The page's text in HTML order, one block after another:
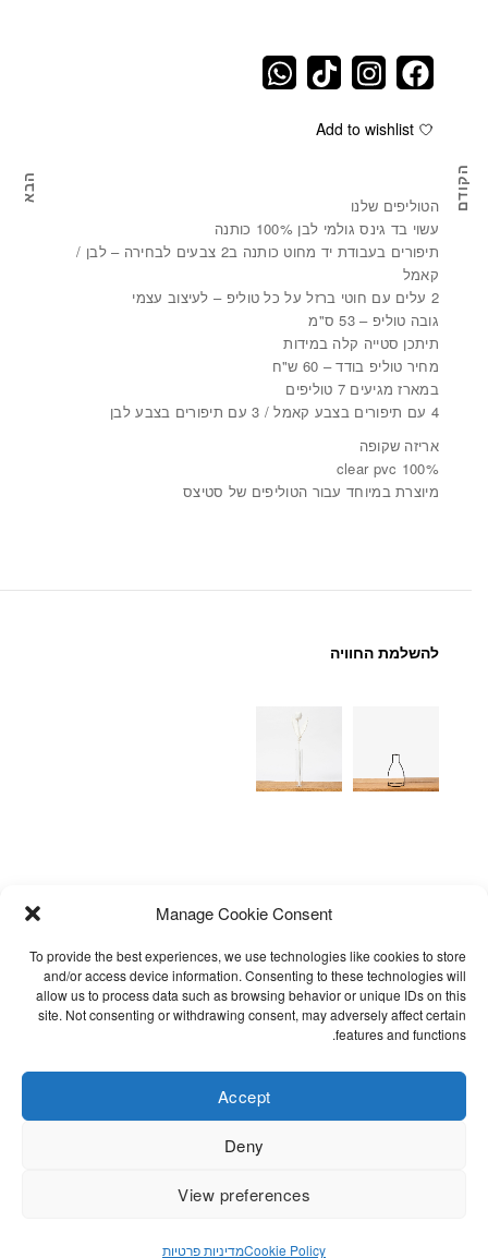
Manage Cookie Consent
To provide the best experiences, we use technologies like cookies to store
and/or access device information. Consenting to these technologies will
allow us to process data such as browsing behavior or unique IDs on this
site. Not consenting or withdrawing consent, may adversely affect certain
features and functions.
Accept
Deny
View preferences
Cookie Policyמדיניות פרטיות
Add to wishlist
הטוליפים שלנו
עשוי בד גינס גולמי לבן 100% כותנה
תיפורים בעבודת יד מחוט כותנה ב2 צבעים לבחירה – לבן /
קאמל
2 עלים עם חוטי ברזל על כל טוליפ – לעיצוב עצמי
גובה טוליפ – 53 ס"מ
תיתכן סטייה קלה במידות
מחיר טוליפ בודד – 60 ש"ח
במארז מגיעים 7 טוליפים
4 עם תיפורים בצבע קאמל / 3 עם תיפורים בצבע לבן
אריזה שקופה
100% clear pvc
מיוצרת במיוחד עבור הטוליפים של סטיצס
הקודם
תיק קלאץ' מגינס CLUTCH BAG הבא
להשלמת החוויה
שאלות נפוצות
Cookie Policy (EU)
אימייל לקבלת עדכונים
©STITCHES.DENIM.DESIGN / ALL RIGHTS RESERVED. DEVELOPED